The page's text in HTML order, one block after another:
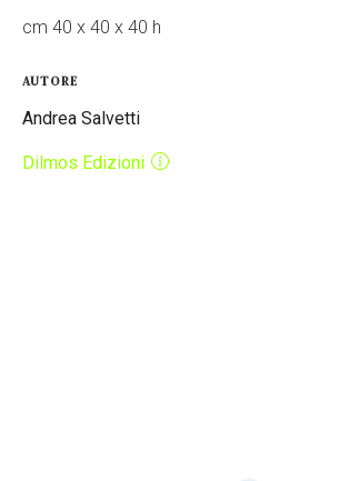
cm 40 x 40 x 40 h
AUTORE
Andrea Salvetti
Dilmos Edizioni